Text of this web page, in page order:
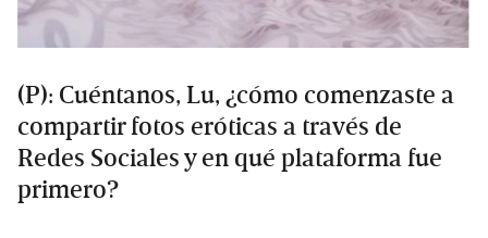
(P): Cuéntanos, Lu, ¿cómo comenzaste a
compartir fotos eróticas a través de
Redes Sociales y en qué plataforma fue
primero?